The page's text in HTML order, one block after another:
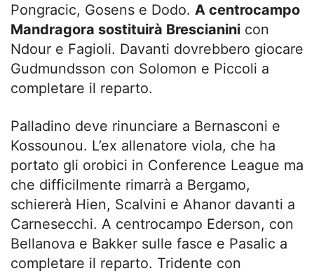
Pongracic, Gosens e Dodo. A centrocampo
Mandragora sostituirà Brescianini con
Ndour e Fagioli. Davanti dovrebbero giocare
Gudmundsson con Solomon e Piccoli a
completare il reparto.
Palladino deve rinunciare a Bernasconi e
Kossounou. L’ex allenatore viola, che ha
portato gli orobici in Conference League ma
che difficilmente rimarrà a Bergamo,
schiererà Hien, Scalvini e Ahanor davanti a
Carnesecchi. A centrocampo Ederson, con
Bellanova e Bakker sulle fasce e Pasalic a
completare il reparto. Tridente con